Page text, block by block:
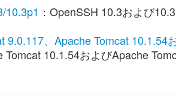
10.3p1 ：OpenSSH 10.3および
9.0.117、Apache Tomcat 10.1.54
Tomcat 10.1.54およびApache